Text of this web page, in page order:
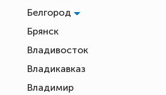
Белгород
Брянск
Владивосток
Владикавказ
Владимир